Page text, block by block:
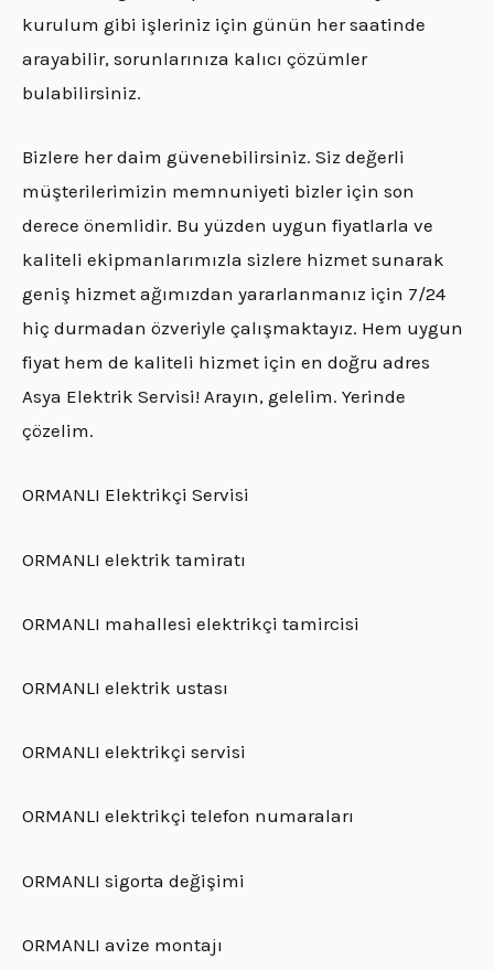
kurulum gibi işleriniz için günün her saatinde
arayabilir, sorunlarınıza kalıcı çözümler
bulabilirsiniz.
Bizlere her daim güvenebilirsiniz. Siz değerli
müşterilerimizin memnuniyeti bizler için son
derece önemlidir. Bu yüzden uygun fiyatlarla ve
kaliteli ekipmanlarımızla sizlere hizmet sunarak
geniş hizmet ağımızdan yararlanmanız için 7/24
hiç durmadan özveriyle çalışmaktayız. Hem uygun
fiyat hem de kaliteli hizmet için en doğru adres
Asya Elektrik Servisi! Arayın, gelelim. Yerinde
çözelim.
ORMANLI Elektrikçi Servisi
ORMANLI elektrik tamiratı
ORMANLI mahallesi elektrikçi tamircisi
ORMANLI elektrik ustası
ORMANLI elektrikçi servisi
ORMANLI elektrikçi telefon numaraları
ORMANLI sigorta değişimi
ORMANLI avize montajı